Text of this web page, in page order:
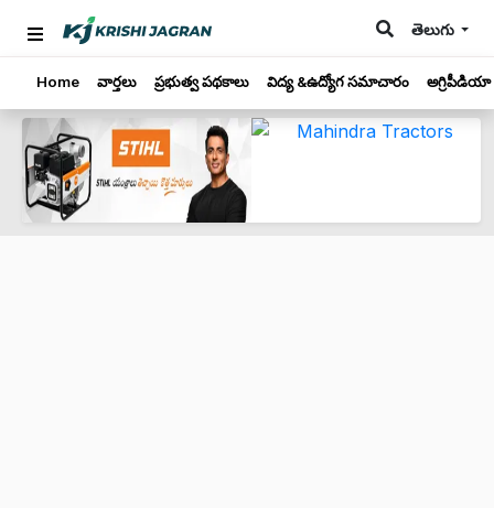
తెలుగు
Home వార్తలు ప్రభుత్వ పథకాలు విద్య &ఉద్యోగ సమాచారం అగ్రిపీడియా